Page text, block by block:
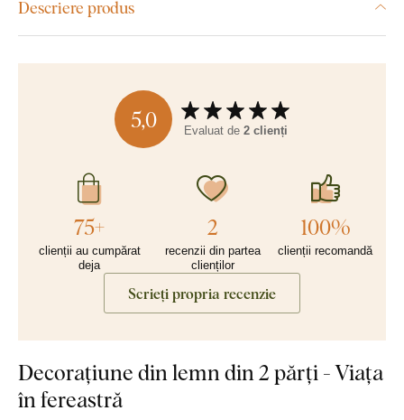
Descriere produs
5,0 Evaluat de 2 clienți
75+
clienții au cumpărat
deja
2
recenzii din partea
clienților
100%
clienții recomandă
Scrieți propria recenzie
Decorațiune din lemn din 2 părți - Viața
în fereastră